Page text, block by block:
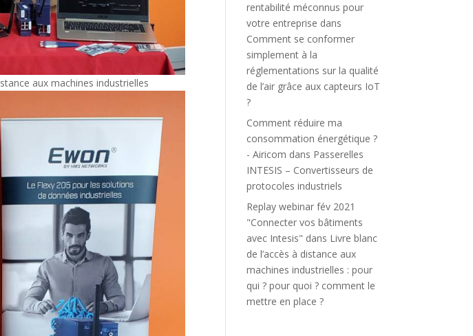
aux machines industrielles
rentabilité méconnus pour
votre entreprise dans
Comment se conformer
simplement à la
réglementations sur la qualité
de l’air grâce aux capteurs IoT
?
Comment réduire ma
consommation énergétique ?
- Airicom dans Passerelles
INTESIS – Convertisseurs de
protocoles industriels
Replay webinar fév 2021
"Connecter vos bâtiments
avec Intesis" dans Livre blanc
de l’accès à distance aux
machines industrielles : pour
qui ? pour quoi ? comment le
mettre en place ?